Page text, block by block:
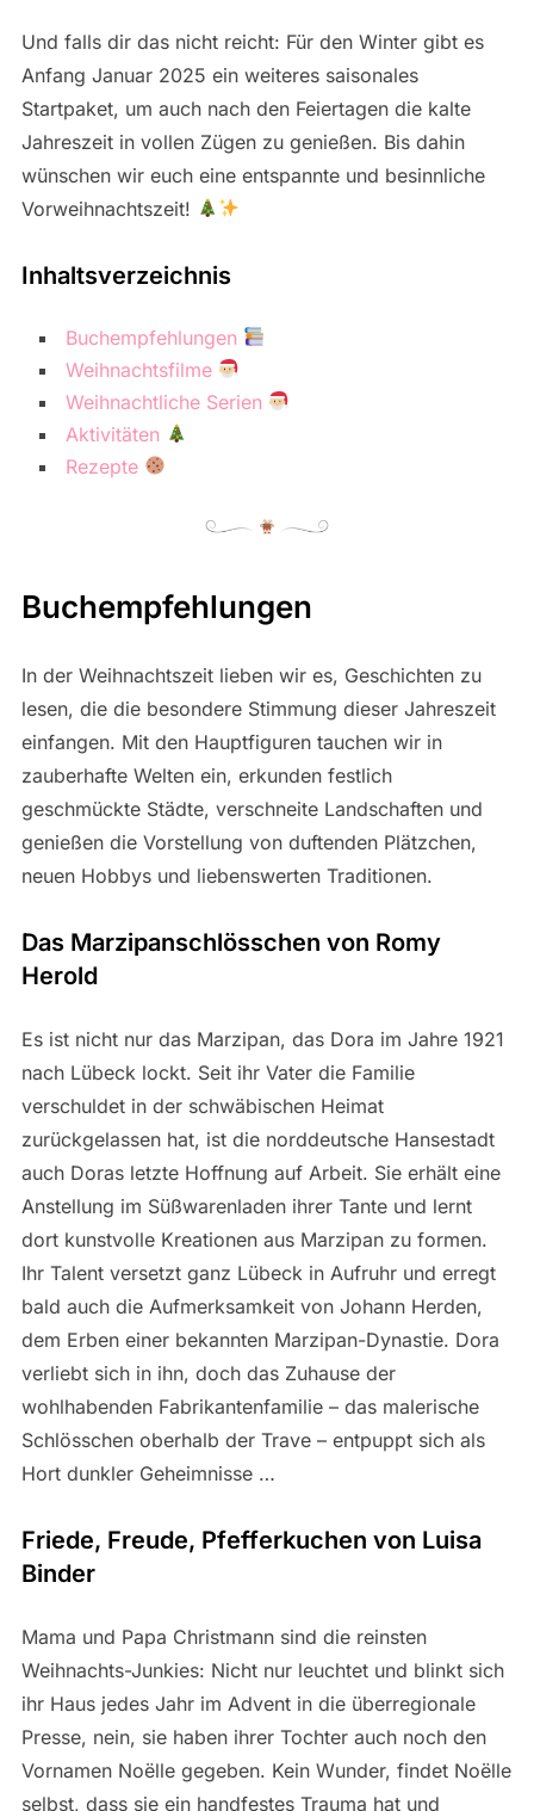
Und falls dir das nicht reicht: Für den Winter gibt es
Anfang Januar 2025 ein weiteres saisonales
Startpaket, um auch nach den Feiertagen die kalte
Jahreszeit in vollen Zügen zu genießen. Bis dahin
wünschen wir euch eine entspannte und besinnliche
Vorweihnachtszeit!
Inhaltsverzeichnis
Buchempfehlungen
Weihnachtsfilme
Weihnachtliche Serien
Aktivitäten
Rezepte
Buchempfehlungen
In der Weihnachtszeit lieben wir es, Geschichten zu
lesen, die die besondere Stimmung dieser Jahreszeit
einfangen. Mit den Hauptfiguren tauchen wir in
zauberhafte Welten ein, erkunden festlich
geschmückte Städte, verschneite Landschaften und
genießen die Vorstellung von duftenden Plätzchen,
neuen Hobbys und liebenswerten Traditionen.
Das Marzipanschlösschen von Romy
Herold
Es ist nicht nur das Marzipan, das Dora im Jahre 1921
nach Lübeck lockt. Seit ihr Vater die Familie
verschuldet in der schwäbischen Heimat
zurückgelassen hat, ist die norddeutsche Hansestadt
auch Doras letzte Hoffnung auf Arbeit. Sie erhält eine
Anstellung im Süßwarenladen ihrer Tante und lernt
dort kunstvolle Kreationen aus Marzipan zu formen.
Ihr Talent versetzt ganz Lübeck in Aufruhr und erregt
bald auch die Aufmerksamkeit von Johann Herden,
dem Erben einer bekannten Marzipan-Dynastie. Dora
verliebt sich in ihn, doch das Zuhause der
wohlhabenden Fabrikantenfamilie – das malerische
Schlösschen oberhalb der Trave – entpuppt sich als
Hort dunkler Geheimnisse …
Friede, Freude, Pfefferkuchen von Luisa
Binder
Mama und Papa Christmann sind die reinsten
Weihnachts-Junkies: Nicht nur leuchtet und blinkt sich
ihr Haus jedes Jahr im Advent in die überregionale
Presse, nein, sie haben ihrer Tochter auch noch den
Vornamen Noëlle gegeben. Kein Wunder, findet Noëlle
selbst, dass sie ein handfestes Trauma hat und